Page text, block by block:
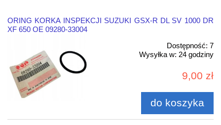
ORING KORKA INSPEKCJI SUZUKI GSX-R DL SV 1000 DR
XF 650 OE 09280-33004
Dostępność: 7
Wysyłka w: 24 godziny
9,00 zł
do koszyka